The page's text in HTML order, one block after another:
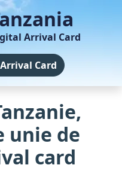
Arrival Card
Card
unie de
card